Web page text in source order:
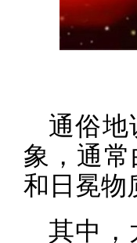
通俗地
象，通
和日冕物
其中，